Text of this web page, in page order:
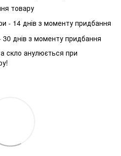
товару
- 14 днів з моменту придбання
30 днів з моменту придбання
скло анулюється при